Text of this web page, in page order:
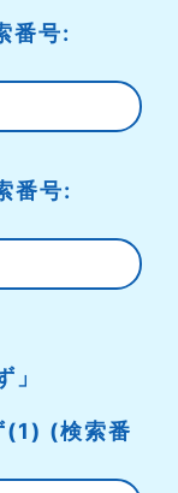
番号:
番号:
(検索番